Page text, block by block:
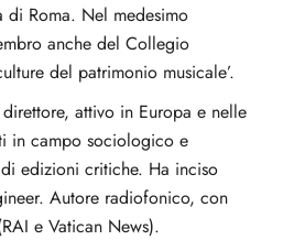
di Roma. Nel medesimo
anche del Collegio
del patrimonio musicale’.
attivo in Europa e nelle
in campo sociologico e
edizioni critiche. Ha inciso
Autore radiofonico, con
e Vatican News).